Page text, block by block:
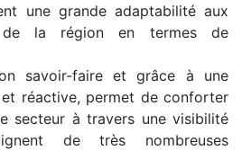
une grande adaptabilité aux
de la région en termes de
savoir-faire et grâce à une
réactive, permet de conforter
secteur à travers une visibilité
de très nombreuses